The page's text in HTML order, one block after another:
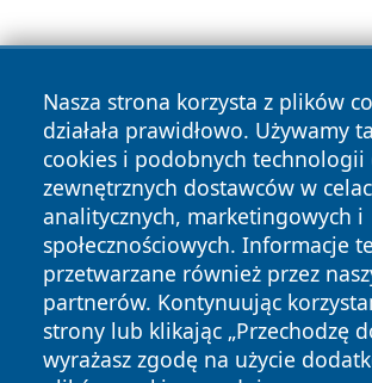
Nasza strona korzysta z plików
działała prawidłowo. Używamy
cookies i podobnych technologii
zewnętrznych dostawców w
analitycznych, marketingowych i
społecznościowych. Informacje
przetwarzane również przez
partnerów. Kontynuując
strony lub klikając „Przechodzę
wyrażasz zgodę na użycie
Copyright © 2026 belchatowski24.pl
zastrzeżone.
News Autorzy
Polityka
Prywatności